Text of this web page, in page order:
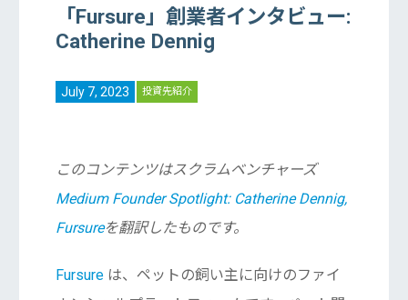
「Fursure」創業者インタビュー:
Catherine Dennig
July 7, 2023 投資先紹介
このコンテンツはスクラムベンチャーズ
Medium Founder Spotlight: Catherine Dennig,
Fursureを翻訳したものです。
Fursureは、ペットの飼い主に向けのファイ